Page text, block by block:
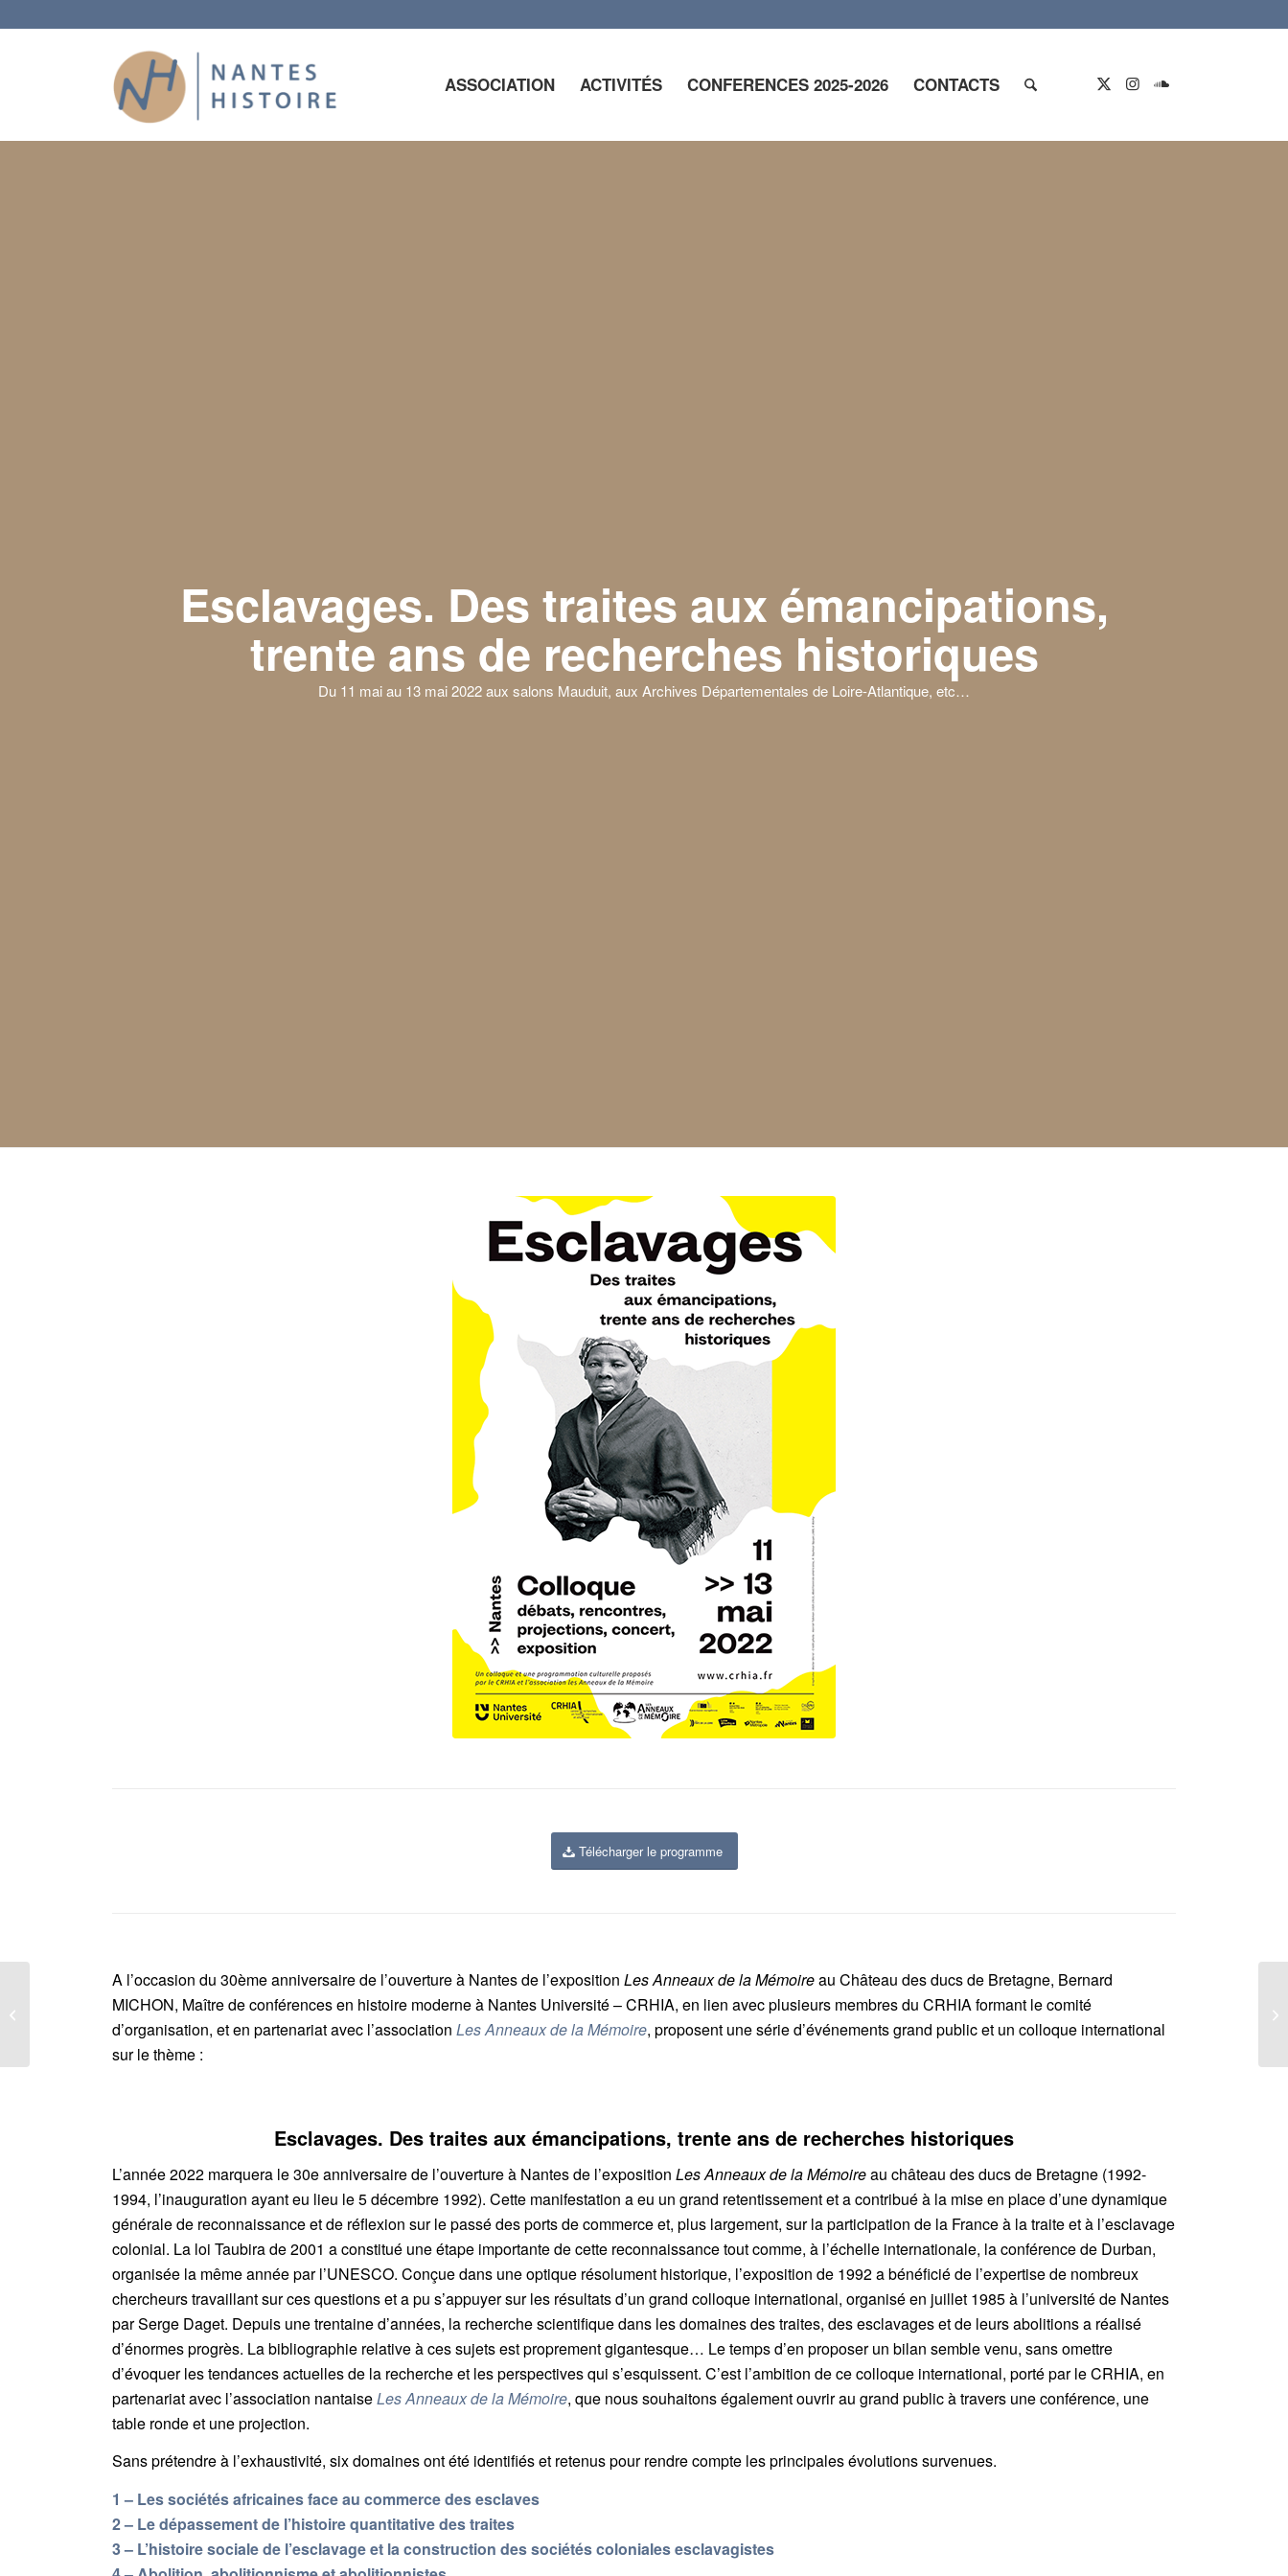
ASSOCIATION ACTIVITÉS CONFERENCES 2025-2026 CONTACTS
Esclavages. Des traites aux émancipations,
trente ans de recherches historiques
Du 11 mai au 13 mai 2022 aux salons Mauduit, aux Archives Départementales de Loire-Atlantique, etc…
Télécharger le programme
A l’occasion du 30ème anniversaire de l’ouverture à Nantes de l’exposition Les Anneaux de la Mémoireau Château des ducs de Bretagne, Bernard
MICHON, Maître de conférences en histoire moderne à Nantes Université – CRHIA, en lien avec plusieurs membres du CRHIA formant le comité
d’organisation, et en partenariat avec l’association Les Anneaux de la Mémoire, proposent une série d’événements grand public et un colloque international
sur le thème :
Esclavages. Des traites aux émancipations, trente ans de recherches historiques
L’année 2022 marquera le 30e anniversaire de l’ouverture à Nantes de l’exposition Les Anneaux de la Mémoireau château des ducs de Bretagne (1992-
1994, l’inauguration ayant eu lieu le 5 décembre 1992). Cette manifestation a eu un grand retentissement et a contribué à la mise en place d’une dynamique
générale de reconnaissance et de réflexion sur le passé des ports de commerce et, plus largement, sur la participation de la France à la traite et à l’esclavage
colonial. La loi Taubira de 2001 a constitué une étape importante de cette reconnaissance tout comme, à l’échelle internationale, la conférence de Durban,
organisée la même année par l’UNESCO. Conçue dans une optique résolument historique, l’exposition de 1992 a bénéficié de l’expertise de nombreux
chercheurs travaillant sur ces questions et a pu s’appuyer sur les résultats d’un grand colloque international, organisé en juillet 1985 à l’université de Nantes
par Serge Daget. Depuis une trentaine d’années, la recherche scientifique dans les domaines des traites, des esclavages et de leurs abolitions a réalisé
d’énormes progrès. La bibliographie relative à ces sujets est proprement gigantesque… Le temps d’en proposer un bilan semble venu, sans omettre
d’évoquer les tendances actuelles de la recherche et les perspectives qui s’esquissent. C’est l’ambition de ce colloque international, porté par le CRHIA, en
partenariat avec l’association nantaiseLes Anneaux de la Mémoire, que nous souhaitons également ouvrir au grand public à travers une conférence, une
table ronde et une projection.
Sans prétendre à l’exhaustivité, six domaines ont été identifiés et retenus pour rendre compte les principales évolutions survenues.
1 – Les sociétés africaines face au commerce des esclaves
2 – Le dépassement de l’histoire quantitative des traites
3 – L’histoire sociale de l’esclavage et la construction des sociétés coloniales esclavagistes
Et s’il fallait changer les
perspectives pour
Révolution française...